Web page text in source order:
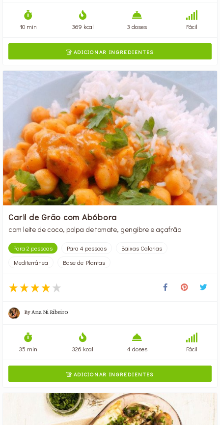
10 min 369 kcal 3 doses Fácil
ADICIONAR INGREDIENTES
Caril de Grão com Abóbora
com leite de coco, polpa de tomate, gengibre e açafrão
Para 2 pessoas Para 4 pessoas
Baixas Calorias
Mediterrânea
Base de Plantas
By Ana Ni Ribeiro
35 min 326 kcal 4 doses Fácil
ADICIONAR INGREDIENTES